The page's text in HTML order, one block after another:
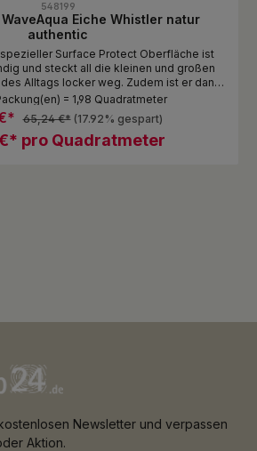
548199
WaveAqua Eiche Whistler natur
authentic
Surface Protect Oberfläche ist
und steckt all die kleinen und großen
Alltags locker weg. Zudem ist er dank
gegen Spritzer und Pfützen. Das
Qualität zum attraktiven Preis!
pro Quadratmeter
65,24 €* (17.92% gespart)
= 1,98 Quadratmeter
Newsletter und verpassen
Aktion.